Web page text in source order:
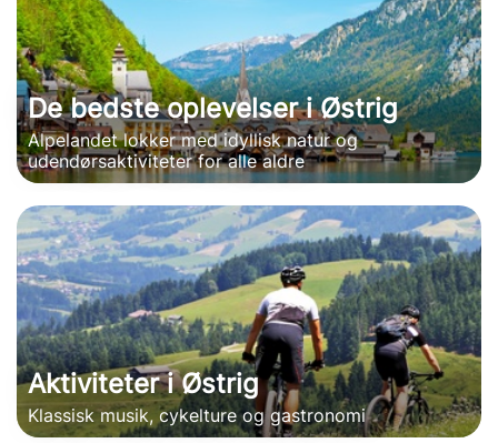
De bedste oplevelser i Østrig
Alpelandet lokker med idyllisk natur og
udendørsaktiviteter for alle aldre
Aktiviteter i Østrig
Klassisk musik, cykelture og gastronomi